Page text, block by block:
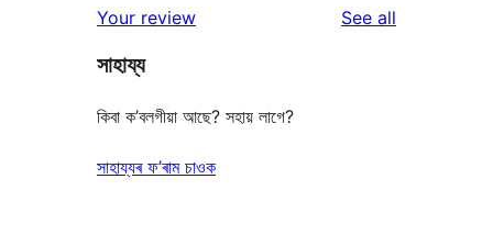
review
star
reviews
Your review See all
সাহায্য
কিবা ক’বলগীয়া আছে? সহায় লাগে?
সাহায্যৰ ফ’ৰাম চাওক